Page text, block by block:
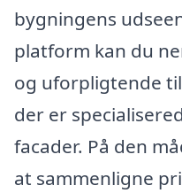
bygningens
platform kan du
og uforpligtende
der er
facader. På den
at sammenligne